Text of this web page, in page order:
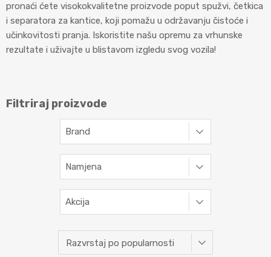
pronaći ćete visokokvalitetne proizvode poput spužvi, četkica
i separatora za kantice, koji pomažu u održavanju čistoće i
učinkovitosti pranja. Iskoristite našu opremu za vrhunske
rezultate i uživajte u blistavom izgledu svog vozila!
Filtriraj proizvode
Brand
Namjena
Akcija